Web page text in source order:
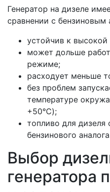
Генератор на дизеле
сравнении с бензиновым
устойчив к
может дольше
режиме;
расходует меньше
без проблем
температуре
+50°C);
топливо для дизеля
бензинового
Выбор
генератора